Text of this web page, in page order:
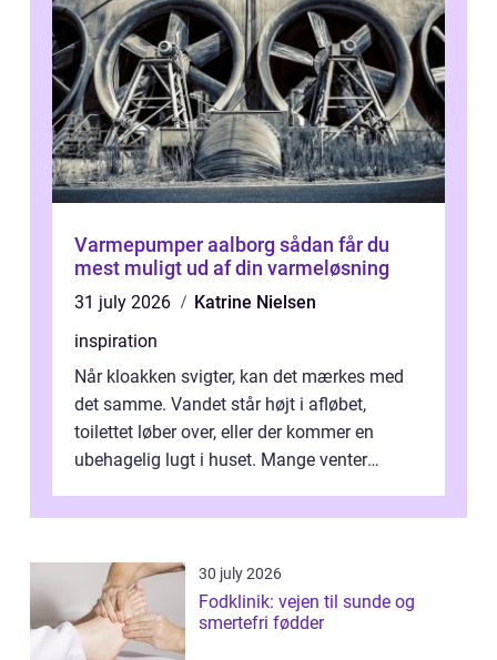
Varmepumper aalborg sådan får du
mest muligt ud af din varmeløsning
31 july 2026
Katrine Nielsen
inspiration
Når kloakken svigter, kan det mærkes med
det samme. Vandet står højt i afløbet,
toilettet løber over, eller der kommer en
ubehagelig lugt i huset. Mange venter
30 july 2026
Fodklinik: vejen til sunde og
smertefri fødder